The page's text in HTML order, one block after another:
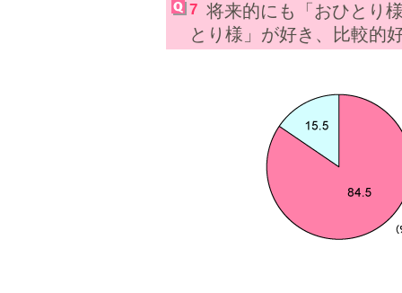
7 将来的にも「おひとり
とり様」が好き、比較的